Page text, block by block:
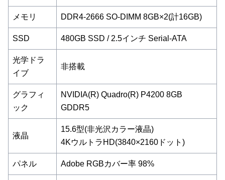
メモリ DDR4-2666 SO-DIMM 8GB×2(計16GB)
SSD 480GB SSD / 2.5インチ Serial-ATA
光学ドラ
イブ
非搭載
グラフィ
ック
NVIDIA(R) Quadro(R) P4200 8GB
GDDR5
液晶
15.6型(非光沢カラー液晶)
4KウルトラHD(3840×2160ドット)
パネル Adobe RGBカバー率 98%